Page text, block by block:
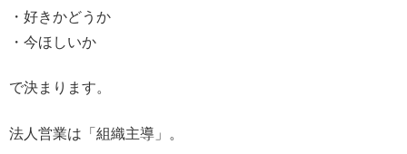
・好きかどうか
・今ほしいか
で決まります。
法人営業は「組織主導」。